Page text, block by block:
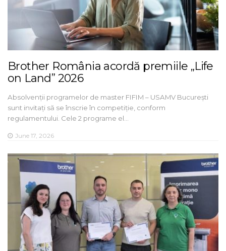
Brother România acordă premiile „Life
on Land” 2026
Absolvenții programelor de master FIFIM – USAMV București
sunt invitați să se înscrie în competiție, conform
regulamentului. Cele 2 programe el…
June 17, 2026